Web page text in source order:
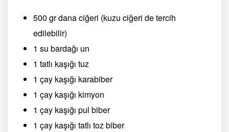
500 gr dana ciğeri (kuzu ciğeri de tercih
edilebilir)
1 su bardağı un
1 tatlı kaşığı tuz
1 çay kaşığı karabiber
1 çay kaşığı kimyon
1 çay kaşığı pul biber
1 çay kaşığı tatlı toz biber